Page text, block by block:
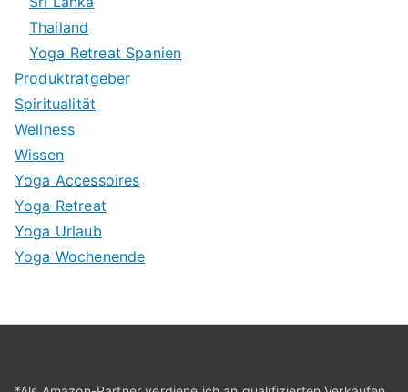
Thailand
Yoga Retreat Spanien
Produktratgeber
Spiritualität
Wellness
Wissen
Yoga Accessoires
Yoga Retreat
Yoga Urlaub
Yoga Wochenende